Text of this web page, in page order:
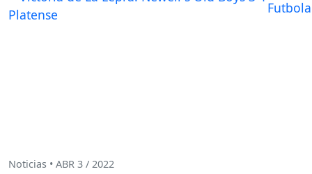
Noticias • ABR 3 / 2022